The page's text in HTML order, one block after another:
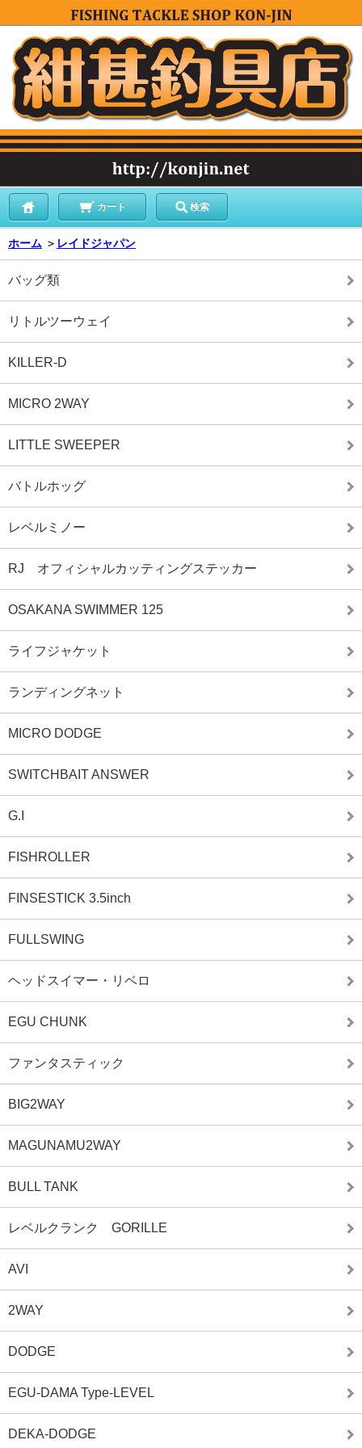
カート 検索
ホーム ＞ レイドジャパン
バッグ類
リトルツーウェイ
KILLER-D
MICRO 2WAY
LITTLE SWEEPER
バトルホッグ
レベルミノー
RJ オフィシャルカッティングステッカー
OSAKANA SWIMMER 125
ライフジャケット
ランディングネット
MICRO DODGE
SWITCHBAIT ANSWER
G.I
FISHROLLER
FINSESTICK 3.5inch
FULLSWING
ヘッドスイマー・リベロ
EGU CHUNK
ファンタスティック
BIG2WAY
MAGUNAMU2WAY
BULL TANK
レベルクランク GORILLE
AVI
2WAY
DODGE
EGU-DAMA Type-LEVEL
DEKA-DODGE